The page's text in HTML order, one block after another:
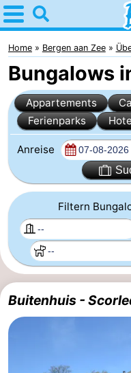
Home
Bergen
aan
Zee
Tipps
Für
kindern
Bergen
Schoorlser
Dünen
Übernachten
Appartements
De
Graaf
-
Landgoed
Campingplätze
Home Bergen aan Zee
Bungalows
Appartements
Ferienparks
Anreise
Filtern
Buitenhuis -